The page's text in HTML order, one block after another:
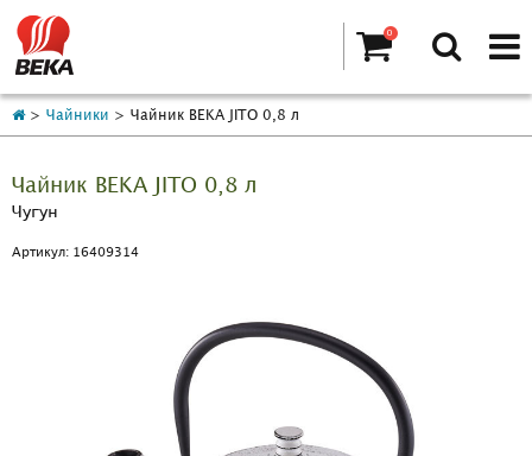
0
Чайники Чайник BEKA JITO 0,8 л
Чайник BEKA JITO 0,8 л
Чугун
Артикул: 16409314